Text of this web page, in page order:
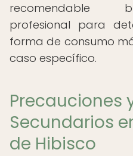
recomendable
profesional para
forma de consumo
caso específico.
Precauciones
Secundarios
de Hibisco